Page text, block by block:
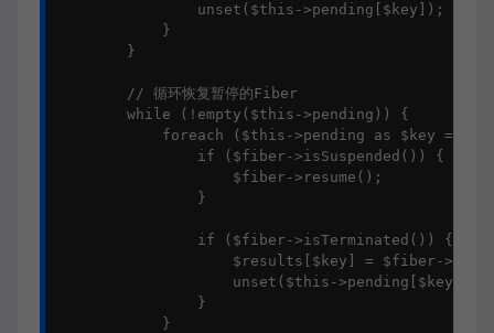
                unset($this->pending[$key]);
            }
        }
        // 循环恢复暂停的Fiber
        while (!empty($this->pending)) {
foreach ($this->pending as $key =>
                if ($fiber->isSuspended()) {
                    $fiber->resume();
                }
                if ($fiber->isTerminated()) {
$results[$key] = $fiber-
                    unset($this->pending[$key]);
                }
            }